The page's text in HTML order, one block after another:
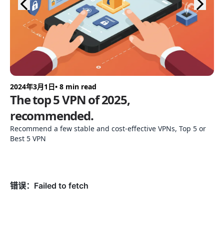
2024年3月1日• 8 min read
The top 5 VPN of 2025,
recommended.
Recommend a few stable and cost-effective VPNs, Top 5 or
Best 5 VPN